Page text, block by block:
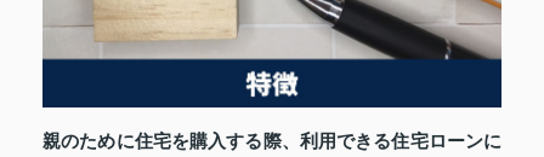
親のために住宅を購入する際、利用できる住宅ローンに